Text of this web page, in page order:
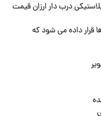
درب دار ارزان قیمت
قرار داده می شود که